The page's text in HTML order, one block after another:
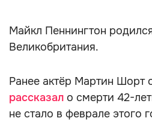
Майкл Пеннингтон
Великобритания.
Ранее актёр Мартин Шорт
рассказал о смерти 42-
не стало в феврале этого